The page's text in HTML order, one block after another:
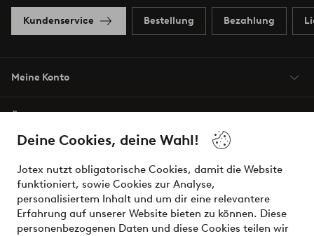
Deine Cookies, deine Wahl!
Jotex nutzt obligatorische Cookies, damit die Website
funktioniert, sowie Cookies zur Analyse,
personalisiertem Inhalt und um dir eine relevantere
Erfahrung auf unserer Website bieten zu können. Diese
personenbezogenen Daten und diese Cookies teilen wir
Kundenservice Bestellung Bezahlung
Meine Konto
Bedingungen